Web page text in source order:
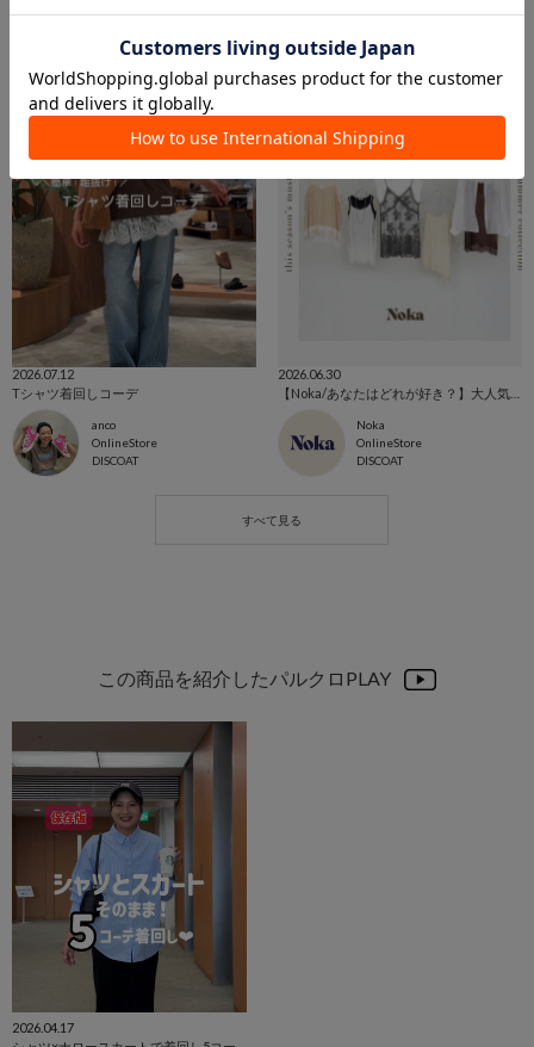
DISCOAT
DISCOAT
2026.07.12
Tシャツ着回しコーデ
anco
OnlineStore
DISCOAT
2026.06.30
【Noka/あなたはどれが好き？】大人気“キャミチュニック”厳選5アイテムを徹底解説✨
Noka
OnlineStore
DISCOAT
この商品を紹介したパルクロPLAY
2026.04.17